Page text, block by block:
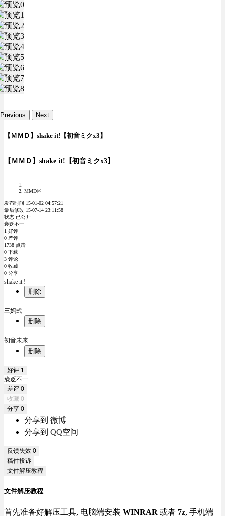
Previous Next
【ＭＭＤ】shake it!【初音ミクx3】
【ＭＭＤ】shake it!【初音ミクx3】
MMD区
发布时间 15-01-02 04:57:21
最后修改 15-07-14 23:11:58
状态 已公开
褒贬不一
1 好评
0 差评
1738 点击
0 下载
3 评论
0 收藏
0 分享
shake it !
删除
三妈式
删除
初音未来
删除
好评 1
褒贬不一
差评 0
收藏 0
分享 0
分享到 微博
分享到 QQ空间
反馈失效 0
稿件投诉
文件解压教程
文件解压教程
首先准备好解压工具, 电脑端安装 WINRAR 或者 7z, 手机端